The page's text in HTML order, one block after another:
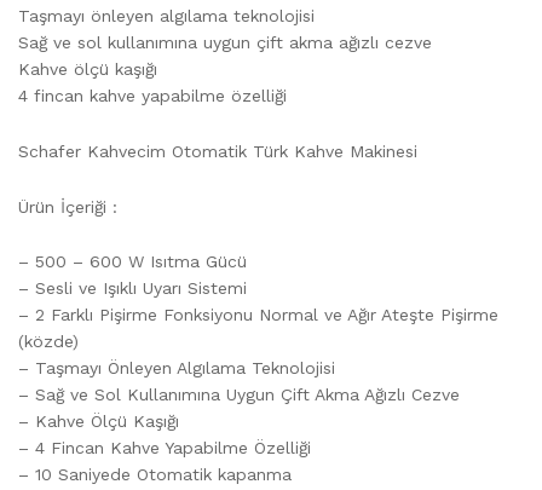
Taşmayı önleyen algılama teknolojisi
Sağ ve sol kullanımına uygun çift akma ağızlı cezve
Kahve ölçü kaşığı
4 fincan kahve yapabilme özelliği
Schafer Kahvecim Otomatik Türk Kahve Makinesi
Ürün İçeriği :
– 500 – 600 W Isıtma Gücü
– Sesli ve Işıklı Uyarı Sistemi
– 2 Farklı Pişirme Fonksiyonu Normal ve Ağır Ateşte Pişirme
(közde)
– Taşmayı Önleyen Algılama Teknolojisi
– Sağ ve Sol Kullanımına Uygun Çift Akma Ağızlı Cezve
– Kahve Ölçü Kaşığı
– 4 Fincan Kahve Yapabilme Özelliği
– 10 Saniyede Otomatik kapanma